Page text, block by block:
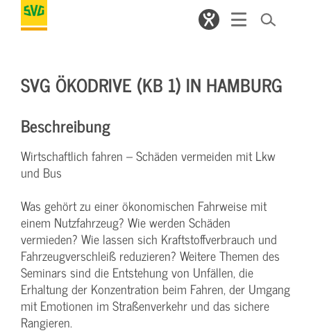
SVG ÖKODRIVE (KB 1) IN HAMBURG
Beschreibung
Wirtschaftlich fahren – Schäden vermeiden mit Lkw
und Bus
Was gehört zu einer ökonomischen Fahrweise mit
einem Nutzfahrzeug? Wie werden Schäden
vermieden? Wie lassen sich Kraftstoffverbrauch und
Fahrzeugverschleiß reduzieren? Weitere Themen des
Seminars sind die Entstehung von Unfällen, die
Erhaltung der Konzentration beim Fahren, der Umgang
mit Emotionen im Straßenverkehr und das sichere
Rangieren.